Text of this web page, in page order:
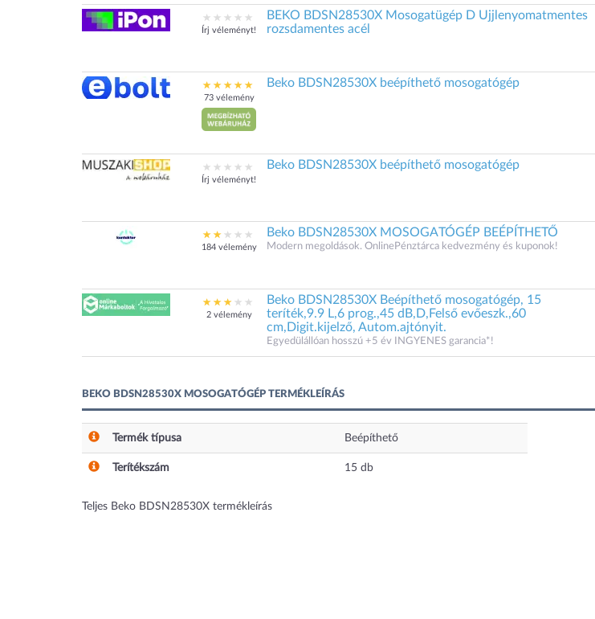
Írj véleményt!
BEKO BDSN28530X Mosogatügép D Ujjlenyomatmentes
rozsdamentes acél
73 vélemény
Beko BDSN28530X beépíthető mosogatógép
Írj véleményt!
Beko BDSN28530X beépíthető mosogatógép
184 vélemény
Beko BDSN28530X MOSOGATÓGÉP BEÉPÍTHETŐ
Modern megoldások. OnlinePénztárca kedvezmény és kuponok!
2 vélemény
Beko BDSN28530X Beépíthető mosogatógép, 15
teríték,9.9 L,6 prog.,45 dB,D,Felső evőeszk.,60
cm,Digit.kijelző, Autom.ajtónyit.
Egyedülállóan hosszú +5 év INGYENES garancia*!
BEKO BDSN28530X MOSOGATÓGÉP TERMÉKLEÍRÁS
Termék típusa Beépíthető
Terítékszám 15 db
Teljes Beko BDSN28530X termékleírás